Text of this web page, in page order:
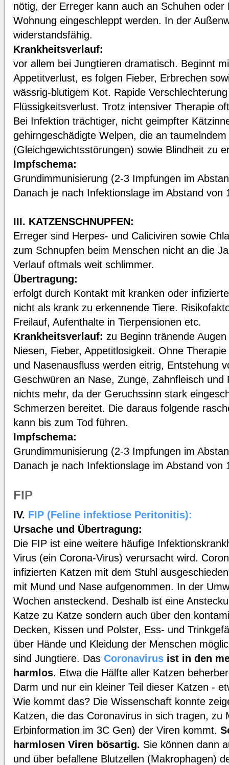
nötig, der Erreger kann auch an Schuhen oder
Wohnung eingeschleppt werden. In der
widerstandsfähig.
Krankheitsverlauf:
vor allem bei Jungtieren dramatisch. Beginnt
Appetitverlust, es folgen Fieber, Erbrechen
wässrig-blutigem Kot. Rapide
Flüssigkeitsverlust. Trotz intensiver Therapie
Bei Infektion trächtiger, nicht geimpfter
gehirngeschädigte Welpen, die an
(Gleichgewichtsstörungen) sowie Blindheit zu
Impfschema:
Grundimmunisierung (2-3 Impfungen im
Danach je nach Infektionslage im Abstand von
III. KATZENSCHNUPFEN:
Erreger sind Herpes- und Caliciviren sowie
zum Schnupfen beim Menschen nicht an die
Verlauf oftmals weit schlimmer.
Übertragung:
erfolgt durch Kontakt mit kranken oder
nicht als krank zu erkennende Tiere.
Freilauf, Aufenthalte in Tierpensionen etc.
Krankheitsverlauf: zu Beginn tränende
Niesen, Fieber, Appetitlosigkeit. Ohne
und Nasenausfluss werden eitrig, Entstehung
Geschwüren an Nase, Zunge, Zahnfleisch und
nichts mehr, da der Geruchssinn stark
Schmerzen bereitet. Die daraus folgende
kann bis zum Tod führen.
Impfschema:
Grundimmunisierung (2-3 Impfungen im
Danach je nach Infektionslage im Abstand von
FIP
IV. FIP (Feline infektiose Peritonitis):
Ursache und Übertragung:
Die FIP ist eine weitere häufige
Virus (ein Corona-Virus) verursacht wird.
infizierten Katzen mit dem Stuhl
mit Mund und Nase aufgenommen. In der
Wochen ansteckend. Deshalb ist eine
Katze zu Katze sondern auch über den
Decken, Kissen und Polster, Ess- und
über Hände und Kleidung der Menschen
sind Jungtiere. Das Coronavirus ist in den
harmlos. Etwa die Hälfte aller Katzen
Darm und nur ein kleiner Teil dieser Katzen -
Wie kommt das? Die Wissenschaft konnte
Katzen, die das Coronavirus in sich tragen, zu
Erbinformation im 3C Gen) der Viren kommt.
harmlosen Viren bösartig. Sie können dann
und über befallene Blutzellen (Makrophagen)